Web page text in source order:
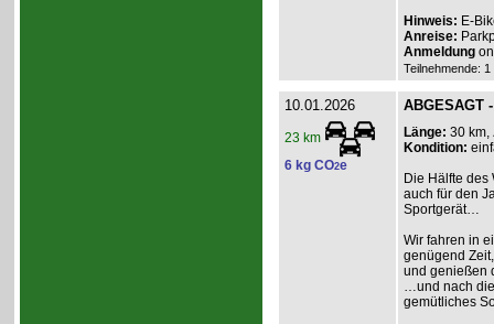
Hinweis: E-
Anreise:
Anmeldung
Teilnehmende:
10.01.2026
23 km
6 kg CO2e
ABGESAGT
Länge: 30 km,
Kondition:
Die Hälfte des
auch für den
Sportgerät…
Wir fahren in
genügend
und genießen
…und nach
gemütliches